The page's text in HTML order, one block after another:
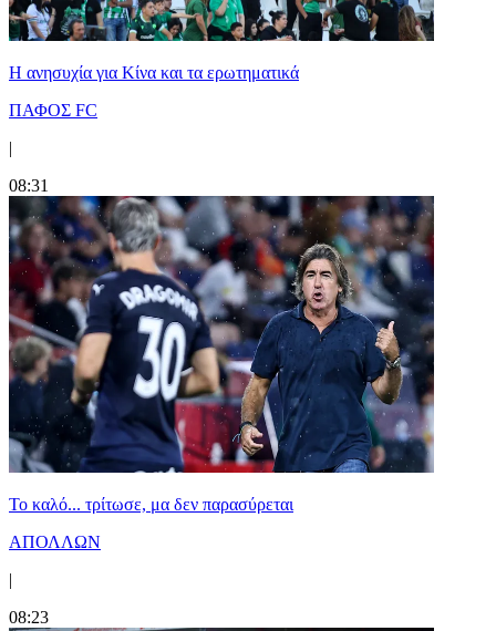
Η ανησυχία για Κίνα και τα ερωτηματικά
ΠΑΦΟΣ FC
|
08:31
Το καλό... τρίτωσε, μα δεν παρασύρεται
ΑΠΟΛΛΩΝ
|
08:23